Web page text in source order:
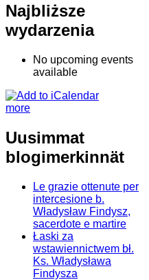
Najbliższe
wydarzenia
No upcoming events
available
more
Uusimmat
blogimerkinnät
Le grazie ottenute per
intercesione b.
Władysław Findysz,
sacerdote e martire
Łaski za
wstawiennictwem bł.
Ks. Władysława
Findysza